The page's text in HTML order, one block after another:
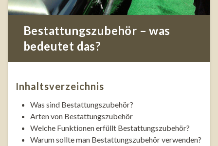
Bestattungszubehör – was
bedeutet das?
Inhaltsverzeichnis
Was sind Bestattungszubehör?
Arten von Bestattungszubehör
Welche Funktionen erfüllt Bestattungszubehör?
Warum sollte man Bestattungszubehör verwenden?